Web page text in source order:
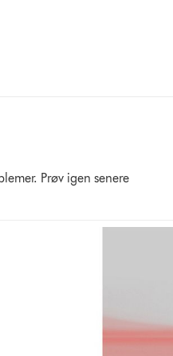
Prøv igen senere